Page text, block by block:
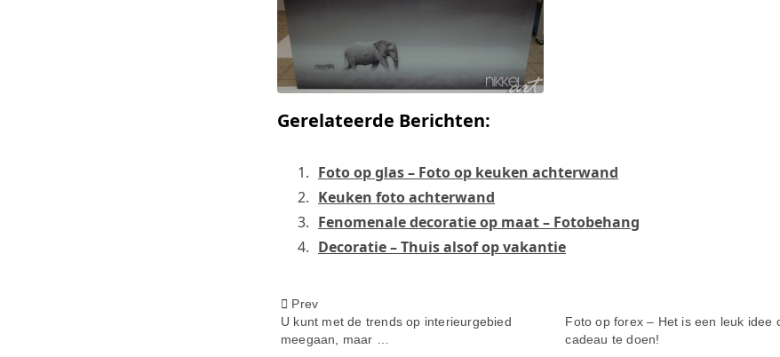
Gerelateerde Berichten:
Foto op glas – Foto op keuken achterwand
Keuken foto achterwand
Fenomenale decoratie op maat – Fotobehang
Decoratie – Thuis alsof op vakantie
<span
class="nav-
Prev
U kunt met de trends op interieurgebied
meegaan, maar …
Foto op forex – Het is een leuk idee
cadeau te doen!